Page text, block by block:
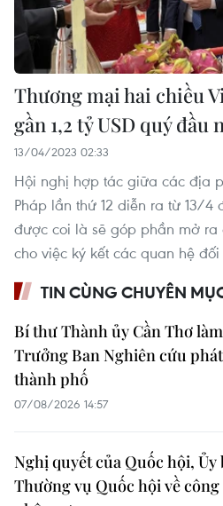
Thương mại hai chiều
gần 1,2 tỷ USD quý đầu
13/04/2023 02:33
Hội nghị hợp tác giữa các địa
Pháp lần thứ 12 diễn ra từ 13/4
được coi là sẽ góp phần mở
cho việc ký kết các quan hệ
TIN CÙNG CHUYÊN
Bí thư Thành ủy Cần Thơ làm
Trưởng Ban Nghiên cứu
thành phố
07/08/2026 14:57
Nghị quyết của Quốc hội, Ủy
Thường vụ Quốc hội về công